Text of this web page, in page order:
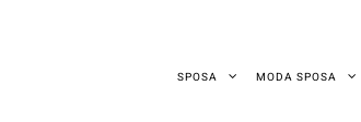
SPOSA MODA SPOSA